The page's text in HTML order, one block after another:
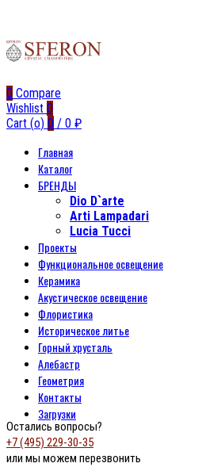
0 Compare
Wishlist 0
Cart (o) 0 / 0 ₽
Главная
Каталог
БРЕНДЫ
Dio D`arte
Arti Lampadari
Lucia Tucci
Проекты
Функциональное освещение
Керамика
Акустическое освещение
Флористика
Историческое литье
Горный хрусталь
Алебастр
Геометрия
Контакты
Загрузки
Остались вопросы?
+7 (495) 229-30-35
или мы можем перезвонить